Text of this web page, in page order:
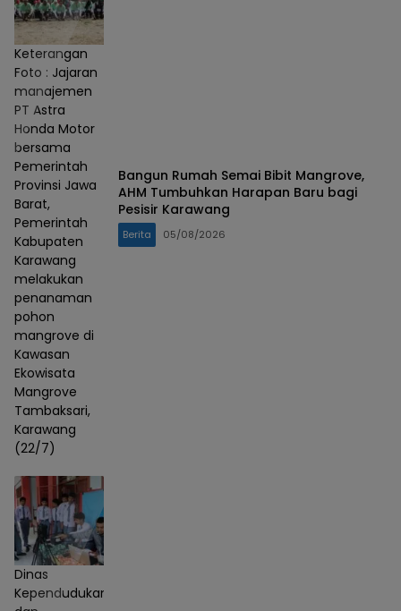
Keterangan
Foto : Jajaran
manajemen
PT Astra
Honda Motor
bersama
Pemerintah
Provinsi Jawa
Barat,
Pemerintah
Kabupaten
Karawang
melakukan
penanaman
pohon
mangrove di
Kawasan
Ekowisata
Mangrove
Tambaksari,
Karawang
(22/7)
Bangun Rumah Semai Bibit Mangrove,
AHM Tumbuhkan Harapan Baru bagi
Pesisir Karawang
Berita 05/08/2026
Dinas
Kependudukan